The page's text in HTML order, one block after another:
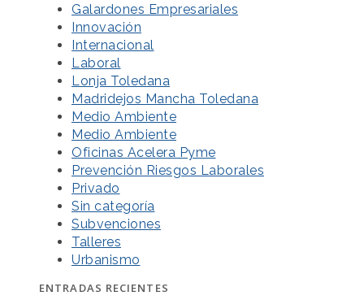
Galardones Empresariales
Innovación
Internacional
Laboral
Lonja Toledana
Madridejos Mancha Toledana
Medio Ambiente
Medio Ambiente
Oficinas Acelera Pyme
Prevención Riesgos Laborales
Privado
Sin categoría
Subvenciones
Talleres
Urbanismo
ENTRADAS RECIENTES